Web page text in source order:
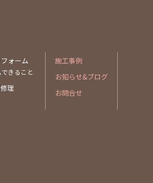
ォーム
きること
理
施工事例
お知らせ&ブログ
お問合せ